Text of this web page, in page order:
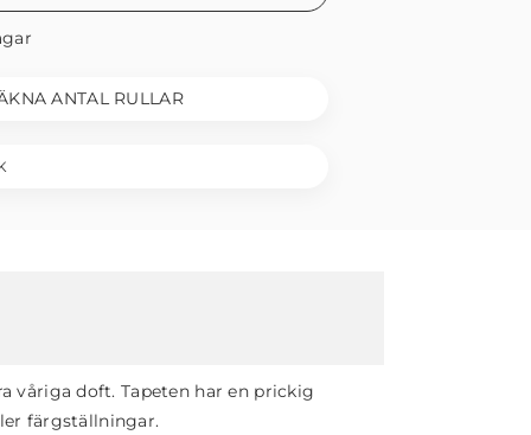
ANTAL RULLAR
våriga doft. Tapeten har en prickig
färgställningar.